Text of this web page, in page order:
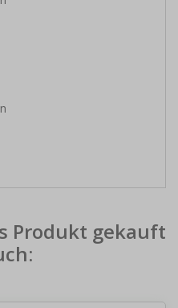
Produkt gekauft